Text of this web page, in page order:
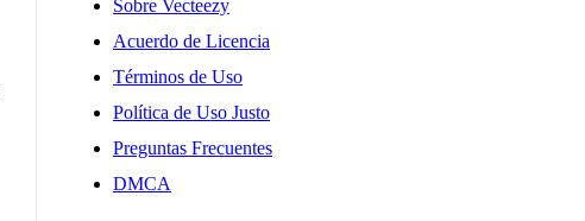
Sobre Vecteezy
Acuerdo de Licencia
Términos de Uso
Política de Uso Justo
Preguntas Frecuentes
DMCA